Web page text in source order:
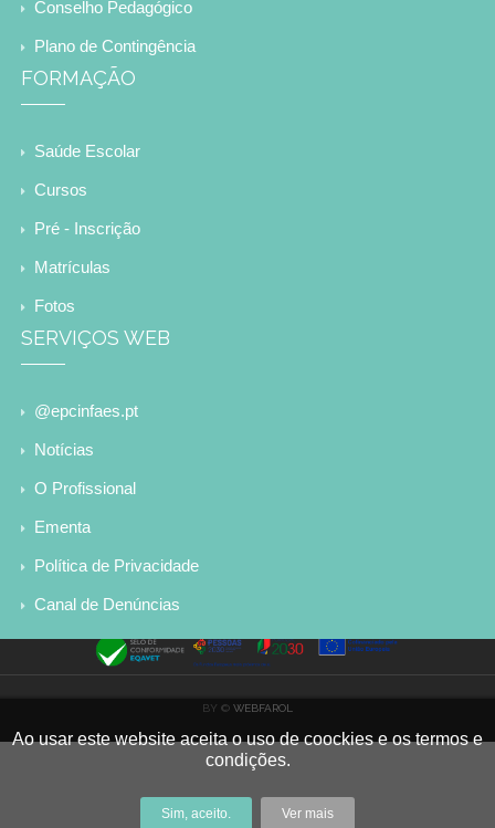
Conselho Pedagógico
Plano de Contingência
FORMAÇÃO
Saúde Escolar
Cursos
Pré - Inscrição
Matrículas
Fotos
SERVIÇOS WEB
@epcinfaes.pt
Notícias
O Profissional
Ementa
Política de Privacidade
Canal de Denúncias
BY © WEBFAROL
Ao usar este website aceita o uso de coockies e os termos e
condições.
Sim, aceito. Ver mais